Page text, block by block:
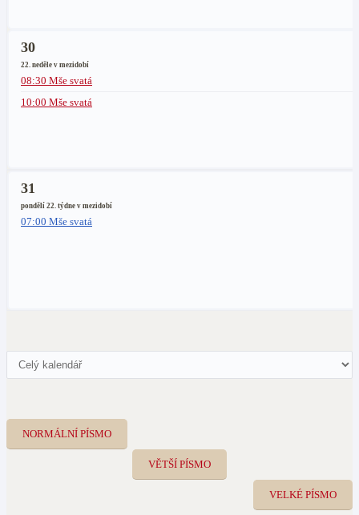
30
22. neděle v mezidobí
08:30 Mše svatá
10:00 Mše svatá
31
pondělí 22. týdne v mezidobí
07:00 Mše svatá
NORMÁLNÍ PÍSMO
VĚTŠÍ PÍSMO
VELKÉ PÍSMO